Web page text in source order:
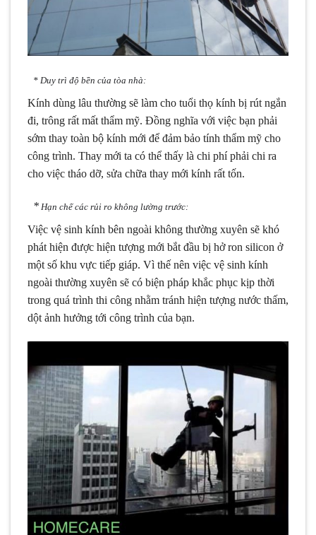
* Duy trì độ bền của tòa nhà:
Kính dùng lâu thường sẽ làm cho tuổi thọ kính bị rút ngắn
đi, trông rất mất thẩm mỹ. Đồng nghĩa với việc bạn phải
sớm thay toàn bộ kính mới để đảm bảo tính thẩm mỹ cho
công trình. Thay mới ta có thể thấy là chi phí phải chi ra
cho việc tháo dỡ, sửa chữa thay mới kính rất tốn.
* Hạn chế các rủi ro không lường trước:
Việc vệ sinh kính bên ngoài không thường xuyên sẽ khó
phát hiện được hiện tượng mới bắt đầu bị hở ron silicon ở
một số khu vực tiếp giáp. Vì thế nên việc vệ sinh kính
ngoài thường xuyên sẽ có biện pháp khắc phục kịp thời
trong quá trình thi công nhằm tránh hiện tượng nước thấm,
dột ảnh hưởng tới công trình của bạn.